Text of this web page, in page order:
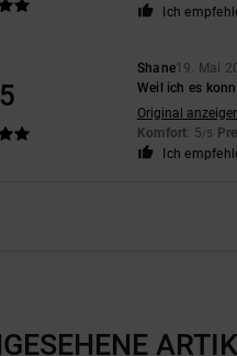
Ich
Shane19. Mai
Weil ich es
Original
Komfort: 5/5
Ich